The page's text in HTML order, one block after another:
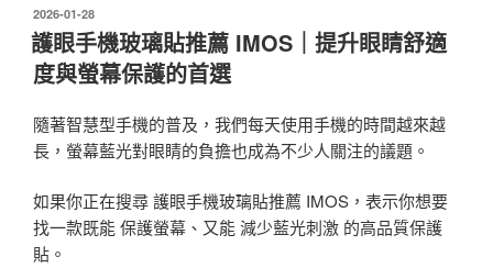
發
佈
於
2026-01-28
護眼手機玻璃貼推薦 IMOS｜提升眼睛舒適
度與螢幕保護的首選
隨著智慧型手機的普及，我們每天使用手機的時間越來越
長，螢幕藍光對眼睛的負擔也成為不少人關注的議題。
如果你正在搜尋 護眼手機玻璃貼推薦 IMOS，表示你想要
找一款既能 保護螢幕、又能 減少藍光刺激 的高品質保護
貼。